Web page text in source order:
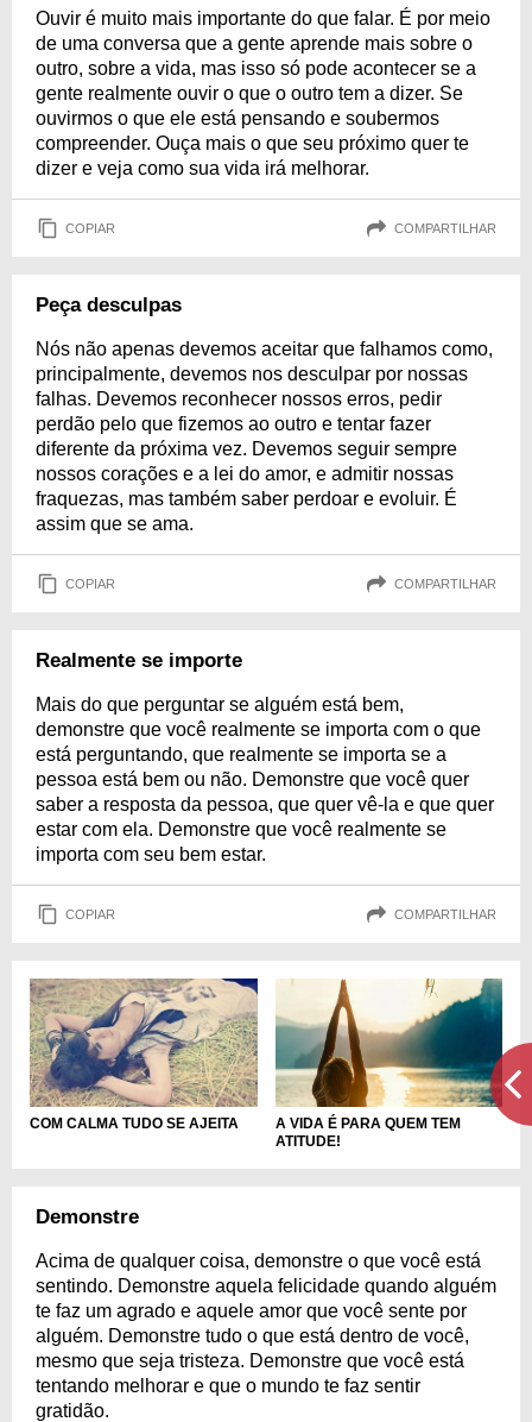
Ouvir é muito mais importante do que falar. É por meio
de uma conversa que a gente aprende mais sobre o
outro, sobre a vida, mas isso só pode acontecer se a
gente realmente ouvir o que o outro tem a dizer. Se
ouvirmos o que ele está pensando e soubermos
compreender. Ouça mais o que seu próximo quer te
dizer e veja como sua vida irá melhorar.
COPIAR COMPARTILHAR
Peça desculpas
Nós não apenas devemos aceitar que falhamos como,
principalmente, devemos nos desculpar por nossas
falhas. Devemos reconhecer nossos erros, pedir
perdão pelo que fizemos ao outro e tentar fazer
diferente da próxima vez. Devemos seguir sempre
nossos corações e a lei do amor, e admitir nossas
fraquezas, mas também saber perdoar e evoluir. É
assim que se ama.
COPIAR COMPARTILHAR
Realmente se importe
Mais do que perguntar se alguém está bem,
demonstre que você realmente se importa com o que
está perguntando, que realmente se importa se a
pessoa está bem ou não. Demonstre que você quer
saber a resposta da pessoa, que quer vê-la e que quer
estar com ela. Demonstre que você realmente se
importa com seu bem estar.
COPIAR COMPARTILHAR
COM CALMA TUDO SE AJEITA
A VIDA É PARA QUEM TEM
ATITUDE!
Demonstre
Acima de qualquer coisa, demonstre o que você está
sentindo. Demonstre aquela felicidade quando alguém
te faz um agrado e aquele amor que você sente por
alguém. Demonstre tudo o que está dentro de você,
mesmo que seja tristeza. Demonstre que você está
tentando melhorar e que o mundo te faz sentir
gratidão.